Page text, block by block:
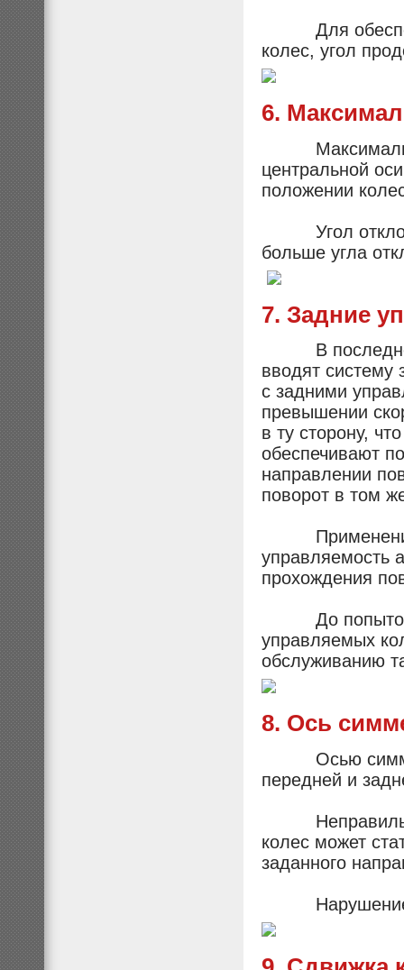
Для
колес, угол
6.
центральной
положении
Угол
больше угла
7. Задние
В последнее
вводят
с задними
превышении
в ту сторону,
обеспечивают
направлении
поворот в том
Применение
управляемость
прохождения
До попыток
управляемых
обслуживанию
8. Ось
Осью
передней и
колес может
заданного
Нарушение